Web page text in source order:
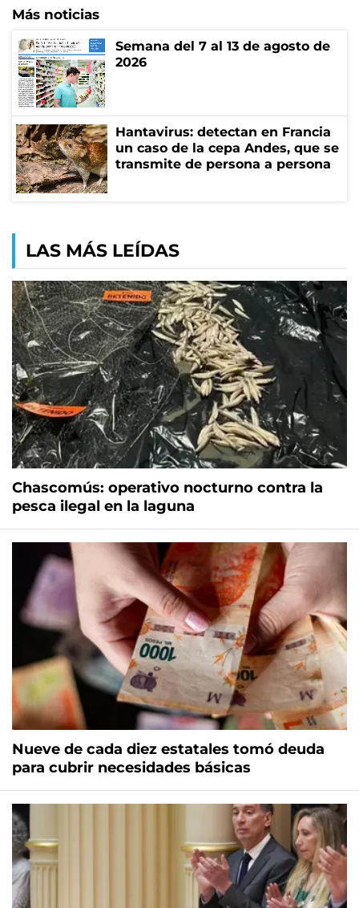
Más noticias
Semana del 7 al 13 de agosto de
2026
Hantavirus: detectan en Francia
un caso de la cepa Andes, que se
transmite de persona a persona
LAS MÁS LEÍDAS
Chascomús: operativo nocturno contra la
pesca ilegal en la laguna
Nueve de cada diez estatales tomó deuda
para cubrir necesidades básicas